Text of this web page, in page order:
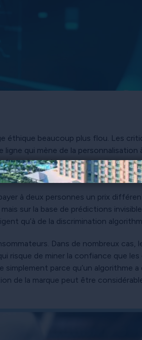
éthique beaucoup plus flou. Les
qui mène de la personnalisation
dynamique où les consommateurs
ni consentement.
à deux personnes un prix
sur la base de prédictions
qu’à de la discrimination
Dans de nombreux cas,
risque de miner la confiance que
simplement parce qu’un algorithme
de la marque peut être